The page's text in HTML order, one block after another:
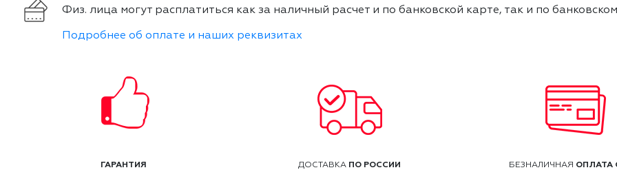
Физ. лица могут расплатиться как за наличный расчет и по банковской карте, так и по
Подробнее об оплате и наших реквизитах
ГАРАНТИЯ ДОСТАВКА ПО РОССИИ БЕЗНАЛИЧНАЯ ОПЛАТА